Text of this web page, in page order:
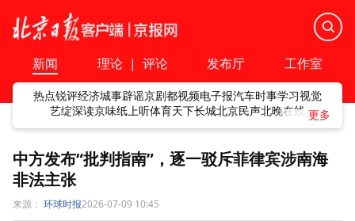
新闻 理论 | 评论 发布厅 工作室
热点锐评经济城事辟谣京剧都视频电子报汽车时事学习视觉
艺绽深读京味纸上听体育天下长城北京民声北晚在线
中方发布“批判指南”，逐一驳斥菲律宾涉南海
非法主张
来源： 环球时报2026-07-09 10:45